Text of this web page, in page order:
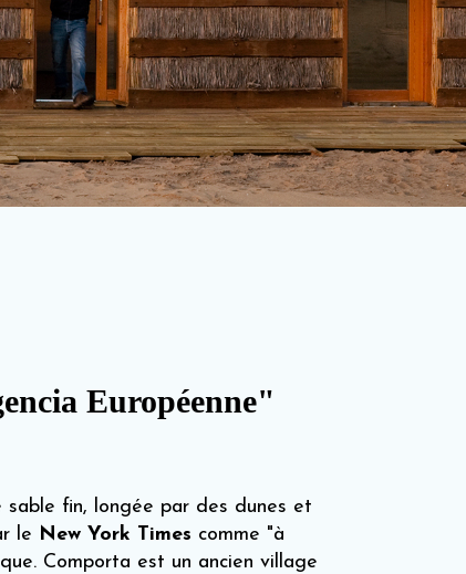
Européenne"
fin, longée par des dunes et
le New York Times comme "à
Comporta est un ancien village